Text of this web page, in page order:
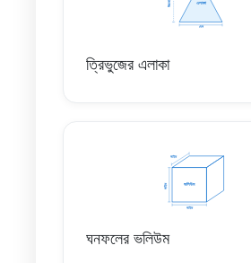
ত্রিভুজের এলাকা
ঘনফলের ভলিউম